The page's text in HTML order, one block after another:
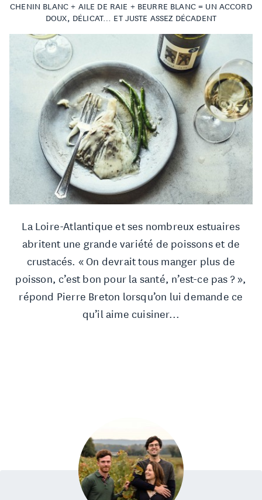
CHENIN BLANC + AILE DE RAIE + BEURRE BLANC = UN ACCORD
DOUX, DÉLICAT… ET JUSTE ASSEZ DÉCADENT
La Loire-Atlantique et ses nombreux estuaires
abritent une grande variété de poissons et de
crustacés. « On devrait tous manger plus de
poisson, c’est bon pour la santé, n’est-ce pas ? »,
répond Pierre Breton lorsqu’on lui demande ce
qu’il aime cuisiner...